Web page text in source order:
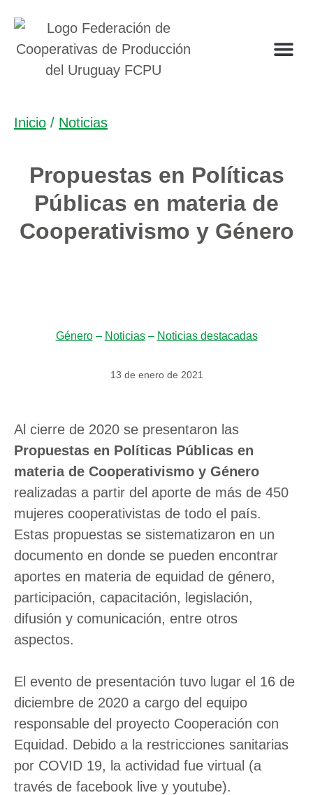
Inicio / Noticias
Propuestas en Políticas
Públicas en materia de
Cooperativismo y Género
Género– Noticias– Noticias destacadas
13 de enero de 2021
Al cierre de 2020 se presentaron las
Propuestas en Políticas Públicas en
materia de Cooperativismo y Género
realizadas a partir del aporte de más de 450
mujeres cooperativistas de todo el país.
Estas propuestas se sistematizaron en un
documento en donde se pueden encontrar
aportes en materia de equidad de género,
participación, capacitación, legislación,
difusión y comunicación, entre otros
aspectos.
El evento de presentación tuvo lugar el 16 de
diciembre de 2020 a cargo del equipo
responsable del proyecto Cooperación con
Equidad. Debido a la restricciones sanitarias
por COVID 19, la actividad fue virtual (a
través de facebook live y youtube).